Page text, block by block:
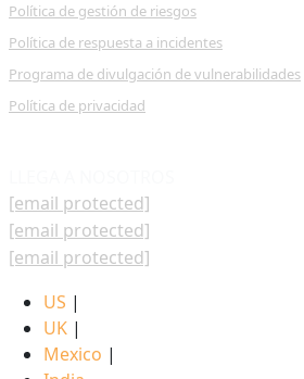
Política de gestión de riesgos
Política de respuesta a incidentes
Programa de divulgación de vulnerabilidades
Política de privacidad
[email protected]
[email protected]
[email protected]
US |
UK |
Mexico |